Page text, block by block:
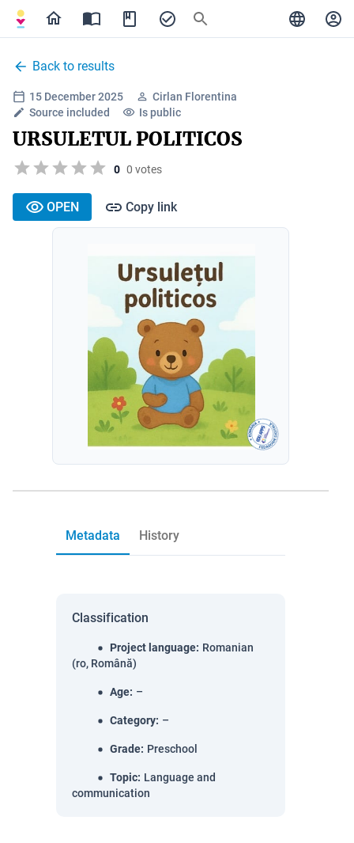
Back to results
15 December 2025
Cirlan Florentina
Source included
Is public
URSULETUL POLITICOS
0 0 votes
OPEN Copy link
Metadata History
Classification
Project language: Romanian
(ro, Română)
Age: –
Category: –
Grade: Preschool
Topic: Language and
communication